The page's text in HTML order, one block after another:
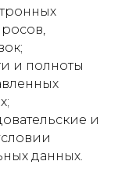
и полноты
и
данных.